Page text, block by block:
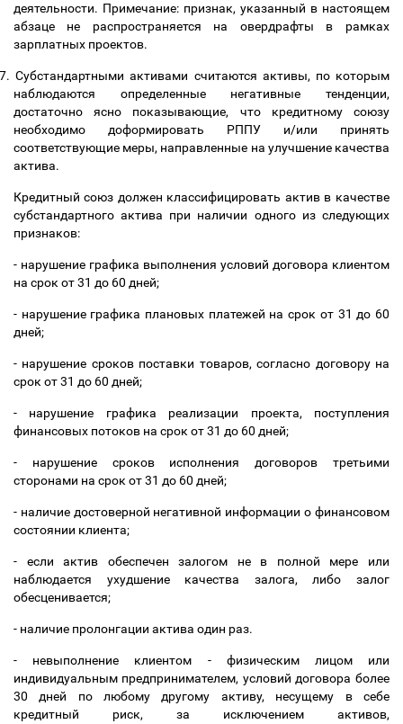
деятельности. Примечание: признак, указанный в настоящем
абзаце не распространяется на овердрафты в рамках
зарплатных проектов.
Субстандартными активами считаются активы, по которым
наблюдаются определенные негативные тенденции,
достаточно ясно показывающие, что кредитному союзу
необходимо доформировать РППУ и/или принять
соответствующие меры, направленные на улучшение качества
актива.
Кредитный союз должен классифицировать актив в качестве
субстандартного актива при наличии одного из следующих
признаков:
- нарушение графика выполнения условий договора клиентом
на срок от 31 до 60 дней;
- нарушение графика плановых платежей на срок от 31 до 60
дней;
- нарушение сроков поставки товаров, согласно договору на
срок от 31 до 60 дней;
- нарушение графика реализации проекта, поступления
финансовых потоков на срок от 31 до 60 дней;
- нарушение сроков исполнения договоров третьими
сторонами на срок от 31 до 60 дней;
- наличие достоверной негативной информации о финансовом
состоянии клиента;
- если актив обеспечен залогом не в полной мере или
наблюдается ухудшение качества залога, либо залог
обесценивается;
- наличие пролонгации актива один раз.
- невыполнение клиентом - физическим лицом или
индивидуальным предпринимателем, условий договора более
30 дней по любому другому активу, несущему в себе
кредитный риск, за исключением активов,